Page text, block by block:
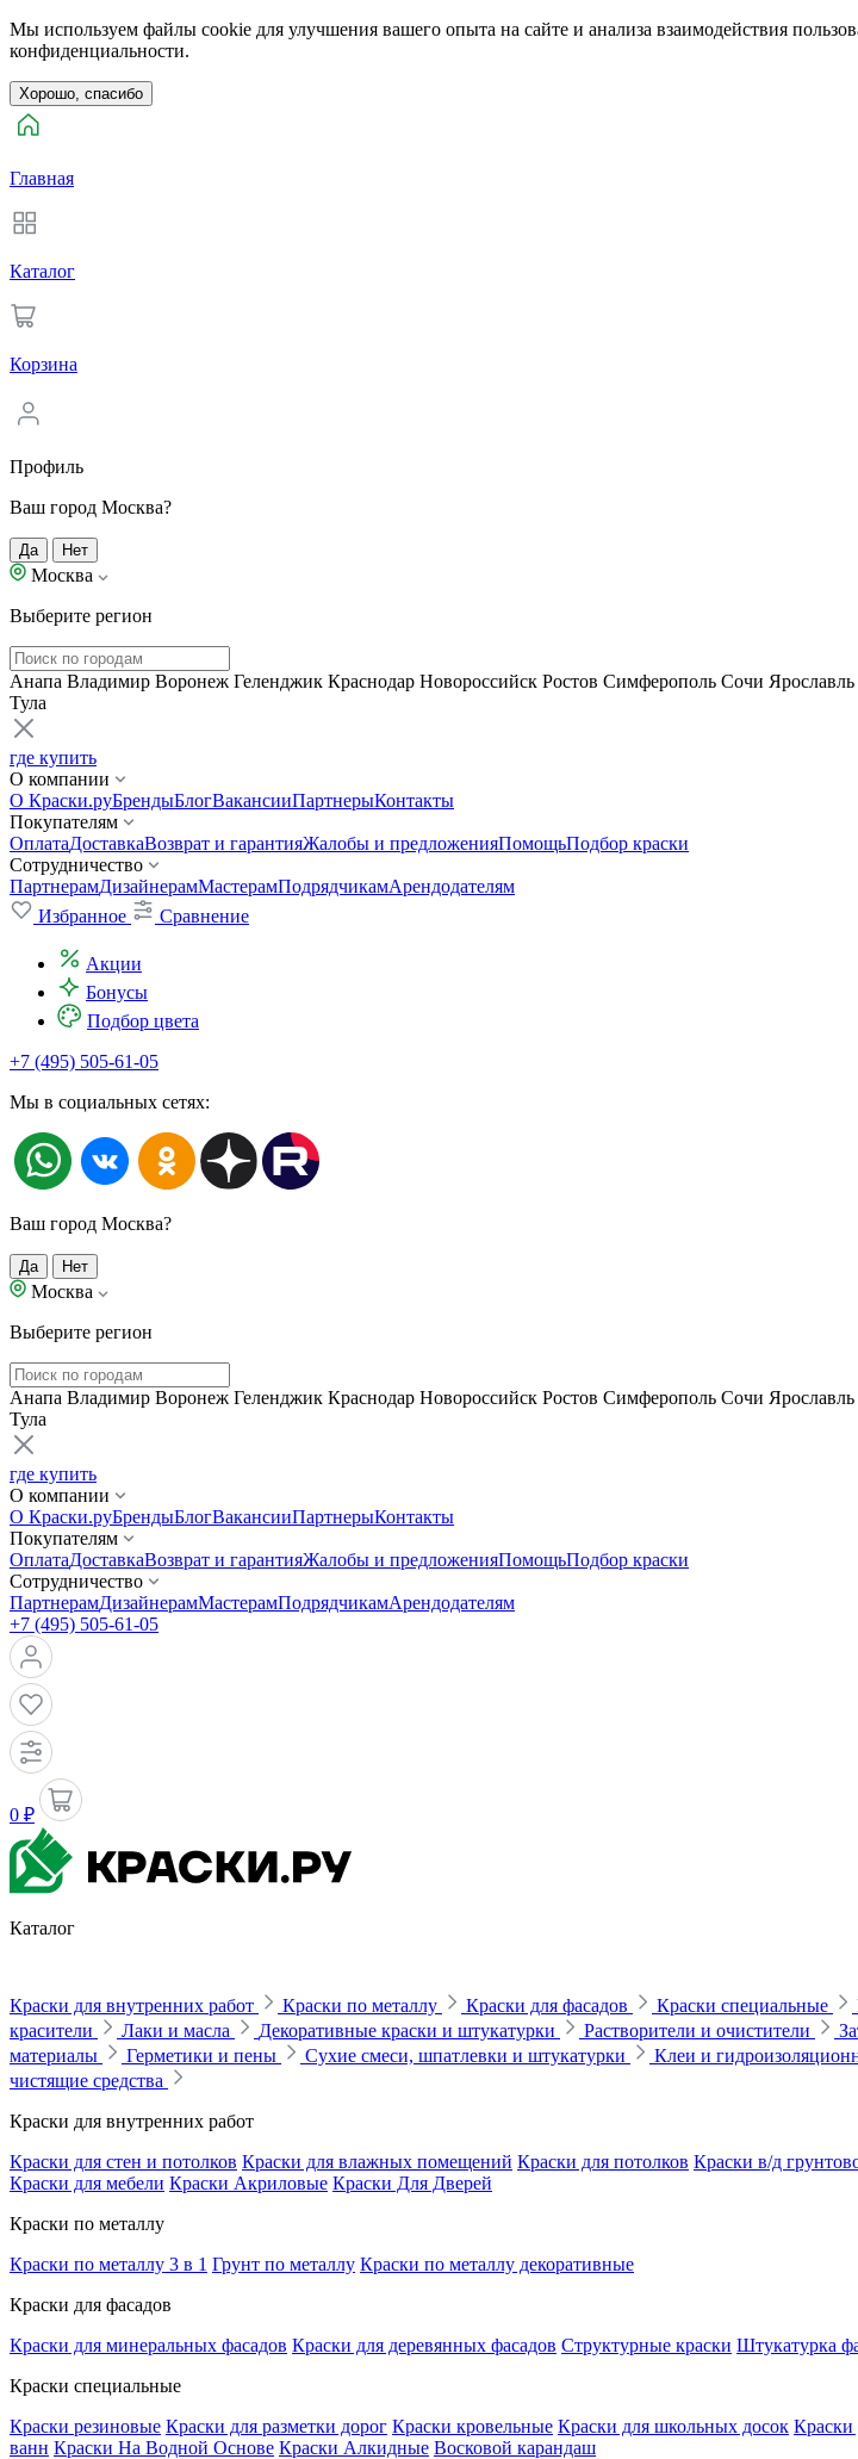
Мы используем файлы cookie для улучшения вашего опыта на сайте и анализа взаимодействия
конфиденциальности.
Хорошо, спасибо
Главная
Каталог
Корзина
Профиль
Ваш город Москва?
Да Нет
Москва
Выберите регион
Анапа Владимир Воронеж Геленджик Краснодар Новороссийск Ростов Симферополь Сочи Ярославль
Тула
где купить
О компании
О Краски.руБрендыБлогВакансииПартнерыКонтакты
Покупателям
ОплатаДоставкаВозврат и гарантияЖалобы и предложенияПомощьПодбор краски
Сотрудничество
ПартнерамДизайнерамМастерамПодрядчикамАрендодателям
Избранное
Сравнение
Акции
Бонусы
Подбор цвета
+7 (495) 505-61-05
Мы в социальных сетях:
Ваш город Москва?
Да Нет
Москва
Выберите регион
Анапа Владимир Воронеж Геленджик Краснодар Новороссийск Ростов Симферополь Сочи Ярославль
Тула
где купить
О компании
О Краски.руБрендыБлогВакансииПартнерыКонтакты
Покупателям
ОплатаДоставкаВозврат и гарантияЖалобы и предложенияПомощьПодбор краски
Сотрудничество
ПартнерамДизайнерамМастерамПодрядчикамАрендодателям
+7 (495) 505-61-05
0 ₽
Каталог
Краски для внутренних работ Краски по металлу Краски для фасадов Краски специальные
красители
Лаки и масла Декоративные краски и штукатурки Растворители и очистители
материалы
Герметики и пены Сухие смеси, шпатлевки и штукатурки Клеи и
чистящие средства
Краски для внутренних работ
Краски для стен и потолков Краски для влажных помещений Краски для потолков Краски в/д
Краски для мебели Краски Акриловые Краски Для Дверей
Краски по металлу
Краски по металлу 3 в 1 Грунт по металлу Краски по металлу декоративные
Краски для фасадов
Краски для минеральных фасадов Краски для деревянных фасадов Структурные краски Штукатурка
Краски специальные
Краски резиновые Краски для разметки дорог Краски кровельные Краски для школьных досок Краски
ванн Краски На Водной Основе Краски Алкидные Восковой карандаш